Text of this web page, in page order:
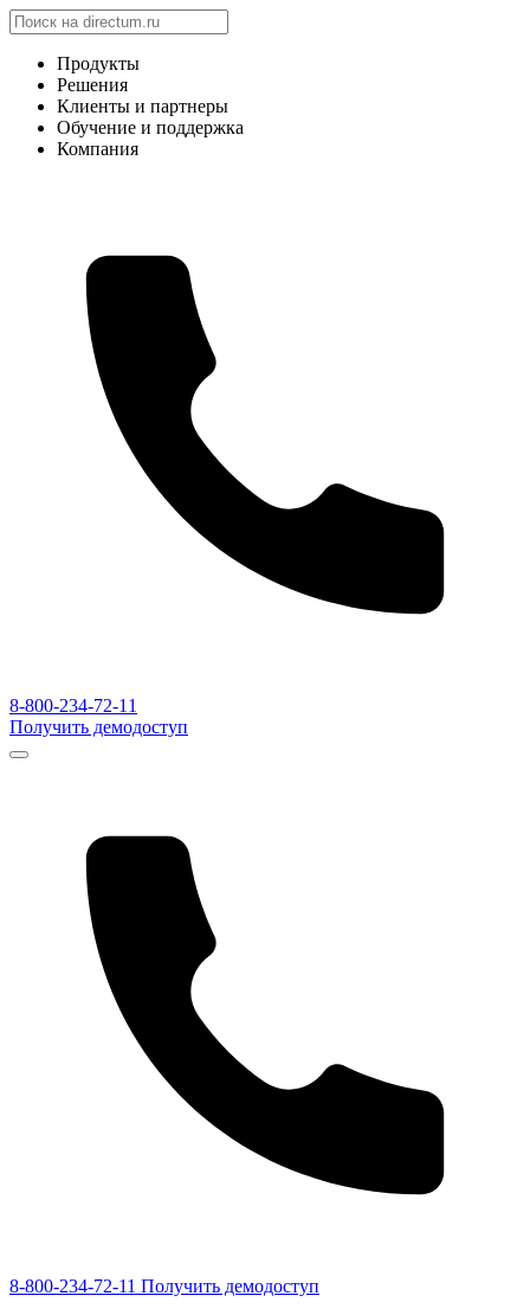
Продукты
Решения
Клиенты и партнеры
Обучение и поддержка
Компания
8-800-234-72-11
Получить демодоступ
8-800-234-72-11 Получить демодоступ